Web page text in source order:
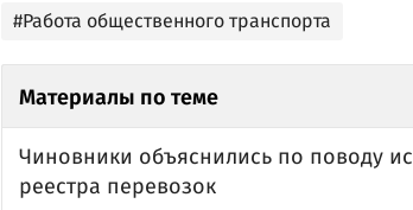
#Работа общественного транспорта
Материалы по теме
Чиновники объяснились по поводу
реестра перевозок